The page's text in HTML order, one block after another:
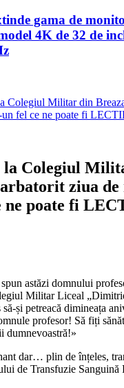
gama de
4K de 32 de
Colegiul Militar din
un fel ce ne poate fi
la Colegiul
ziua de
ne poate fi
astăzi domnului
Militar Liceal
și petreacă dimineața
profesor! Să fiți
dumnevoastră!»
dar… plin de înțeles,
de Transfuzie Sanguină